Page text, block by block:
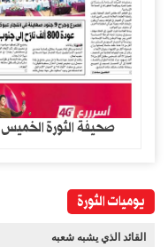
صحيفة الثورة الخميس 23 صفر 1448- 6 اغسطس 2026
يوميات الثورة
القائد الذي يشبه شعبه